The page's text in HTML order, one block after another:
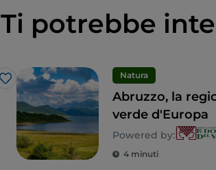
Ti potrebbe
Like
Natura
Abruzzo, la
verde d'Europa
Powered by:
4 minuti